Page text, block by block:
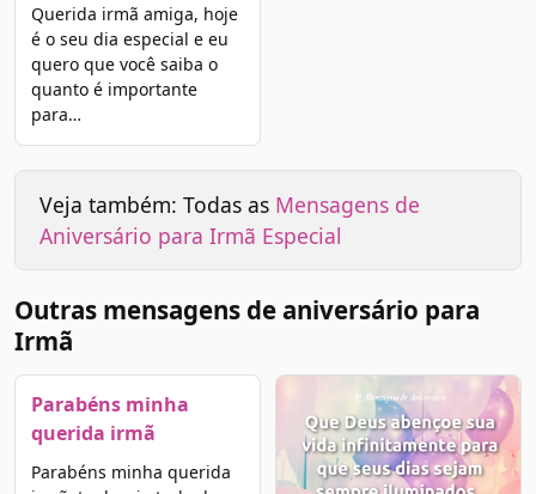
Querida irmã amiga, hoje
é o seu dia especial e eu
quero que você saiba o
quanto é importante
para…
Veja também: Todas as Mensagens de
Aniversário para Irmã Especial
Outras mensagens de aniversário para
Irmã
Parabéns minha
querida irmã
Parabéns minha querida